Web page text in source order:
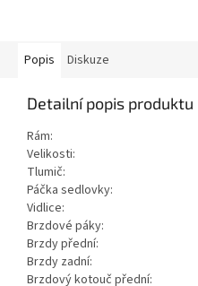
Popis Diskuze
Detailní popis produktu
Rám:
Velikosti:
Tlumič:
Páčka sedlovky:
Vidlice:
Brzdové páky:
Brzdy přední:
Brzdy zadní:
Brzdový kotouč přední: